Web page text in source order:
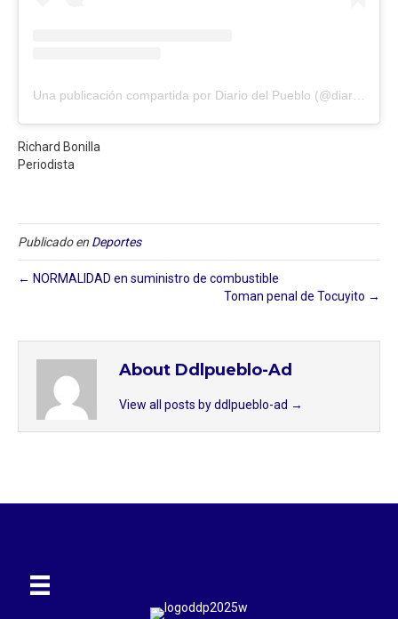
Richard Bonilla
Periodista
Publicado en Deportes
← NORMALIDAD en suministro de combustible
Toman penal de Tocuyito →
About Ddlpueblo-Ad
View all posts by ddlpueblo-ad →